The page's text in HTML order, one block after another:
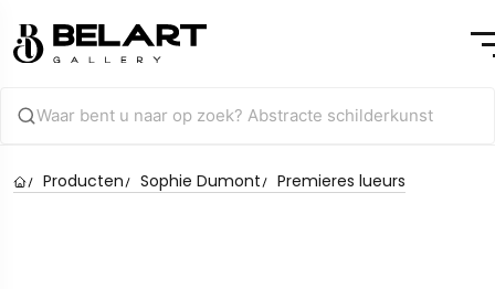
Producten Sophie Dumont Premieres lueurs